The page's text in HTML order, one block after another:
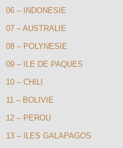
06 – INDONESIE
07 – AUSTRALIE
08 – POLYNESIE
09 – ILE DE PAQUES
10 – CHILI
11 – BOLIVIE
12 – PEROU
13 – ILES GALAPAGOS